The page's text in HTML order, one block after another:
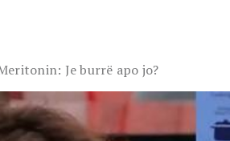
Je burrë apo jo?